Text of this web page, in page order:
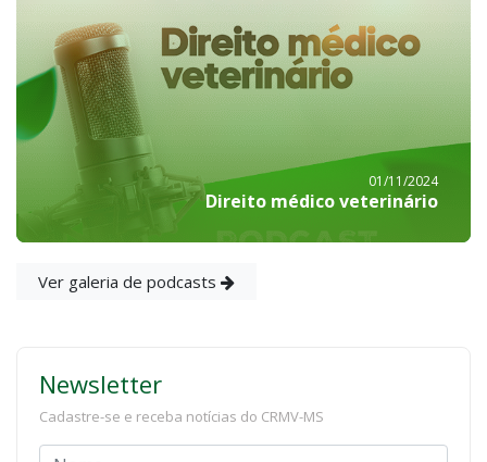
01/11/2024
Direito médico veterinário
Ver galeria de podcasts
Newsletter
Cadastre-se e receba notícias do CRMV-MS